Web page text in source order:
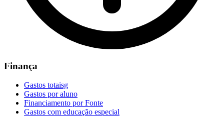
Finança
Gastos totaisg
Gastos por aluno
Financiamento por Fonte
Gastos com educação especial